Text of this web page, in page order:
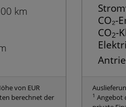
km
von EUR
berechnet der
CO₂-
CO2-
1 Angebot